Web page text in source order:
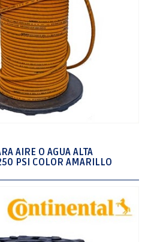
AIRE O AGUA ALTA
PSI COLOR AMARILLO